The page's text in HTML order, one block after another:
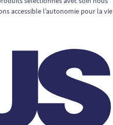
accessible l’autonomie pour la vie